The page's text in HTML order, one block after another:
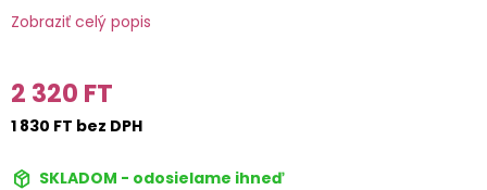
Zobraziť celý popis
2 320 FT
1 830 FT bez DPH
SKLADOM - odosielame ihneď